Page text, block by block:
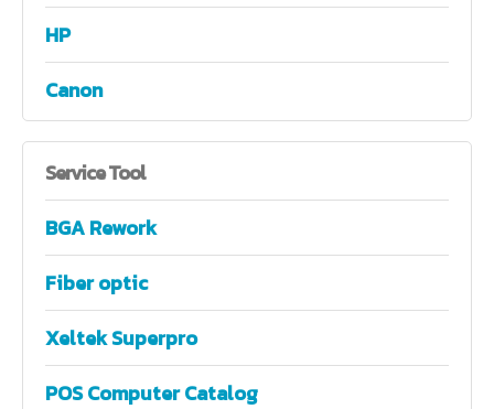
HP
Canon
ServiceTool
BGA Rework
Fiber optic
Xeltek Superpro
POS Computer Catalog